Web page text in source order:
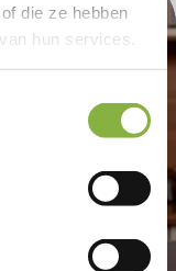
die ze hebben
hun services.